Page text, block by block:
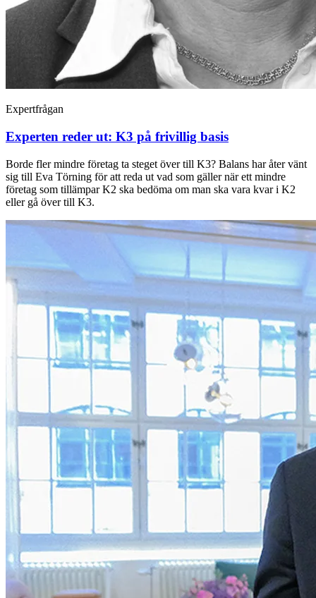
Expertfrågan
Experten reder ut: K3 på frivillig basis
Borde fler mindre företag ta steget över till K3? Balans har åter vänt
sig till Eva Törning för att reda ut vad som gäller när ett mindre
företag som tillämpar K2 ska bedöma om man ska vara kvar i K2
eller gå över till K3.